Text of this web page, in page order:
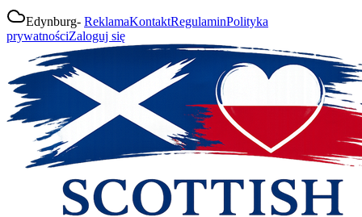
Edynburg- ReklamaKontaktRegulaminPolityka
prywatnościZaloguj się